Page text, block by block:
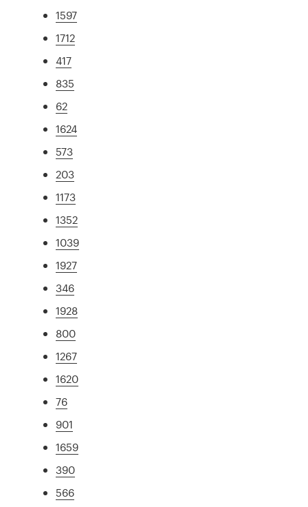
1597
1712
417
835
62
1624
573
203
1173
1352
1039
1927
346
1928
800
1267
1620
76
901
1659
390
566